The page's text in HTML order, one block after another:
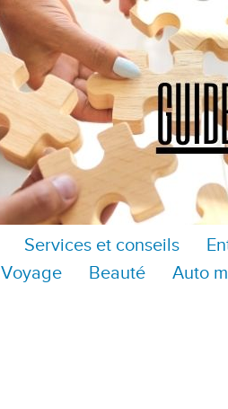
Services et conseils
Voyage Beauté Auto